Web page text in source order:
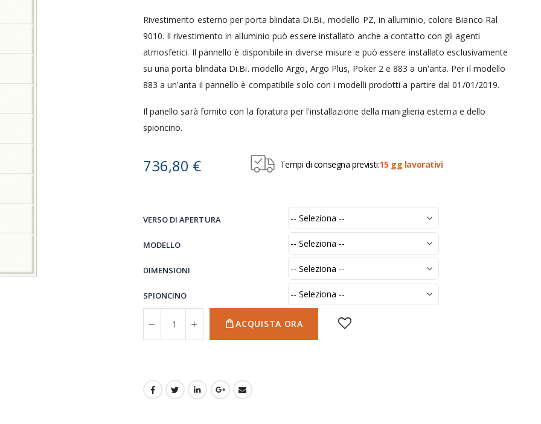
Rivestimento esterno per porta blindata Di.Bi., modello PZ, in alluminio, colore Bianco Ral
9010. Il rivestimento in alluminio può essere installato anche a contatto con gli agenti
atmosferici. Il pannello è disponibile in diverse misure e può essere installato esclusivamente
su una porta blindata Di.Bi. modello Argo, Argo Plus, Poker 2 e 883 a un'anta. Per il modello
883 a un'anta il pannello è compatibile solo con i modelli prodotti a partire dal 01/01/2019.
Il panello sarà fornito con la foratura per l'installazione della maniglieria esterna e dello
spioncino.
736,80 € Tempi di consegna previsti:15 gg lavorativi
VERSO DI APERTURA
MODELLO
DIMENSIONI
SPIONCINO
ACQUISTA ORA